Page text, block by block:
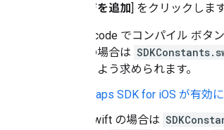
ジを追加] をクリックします
Xcode でコンパイル ボタ
の場合は
るよう求められます。
Maps SDK for iOS が有効
Swift の場合は